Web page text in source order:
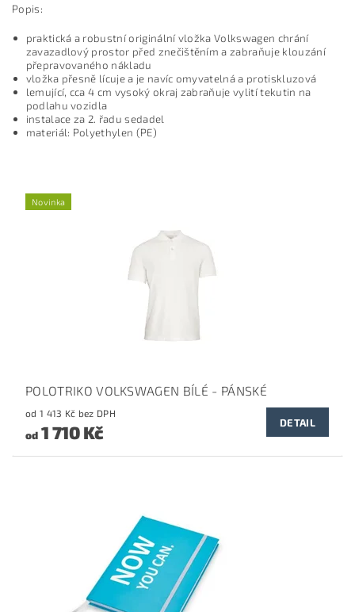
Popis:
praktická a robustní originální vložka Volkswagen chrání
zavazadlový prostor před znečištěním a zabraňuje klouzání
přepravovaného nákladu
vložka přesně lícuje a je navíc omyvatelná a protiskluzová
lemující, cca 4 cm vysoký okraj zabraňuje vylití tekutin na
podlahu vozidla
instalace za 2. řadu sedadel
materiál: Polyethylen (PE)
Novinka
POLOTRIKO VOLKSWAGEN BÍLÉ - PÁNSKÉ
od 1 413 Kč bez DPH
od1 710 Kč DETAIL